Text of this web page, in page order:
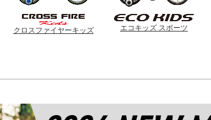
クロスファイヤーキッズ エコキッズ スポーツ